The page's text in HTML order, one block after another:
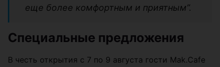
еще более комфортным и приятным”.
Специальные предложения
В честь открытия с 7 по 9 августа гости Mak.Cafe